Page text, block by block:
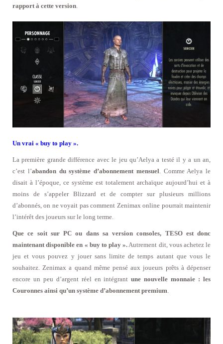
rapport à cette version
Un vrai « buy to play ».
La première grande différence avec le jeu qu’Aelya a testé il y a un an,
c’est l’abandon du système d’abonnement mensuel . Comme Aelya le
disait à l’époque, ce système est totalement archaïque aujourd’hui et à
moins de s’appeler Blizzard et de compter sur plusieurs millions
d’abonnés, on ne voyait pas comment Zenimax online pourrait maintenir
l’intérêt des joueurs sur le long terme.
Que ce soit sur PC ou dans sa version consoles, TESO est donc
maintenant disponible en « buy to play ». Autrement dit, vous achetez le
jeu et vous pouvez y jouer sans limite de temps autant que vous le
souhaitez. Zenimax a quand même pensé aux joueurs prêts à dépenser
encore un peu d’argent réel en intégrantune nouvelle monnaie : les
Couronnes ainsi qu’un système d’abonnement premium